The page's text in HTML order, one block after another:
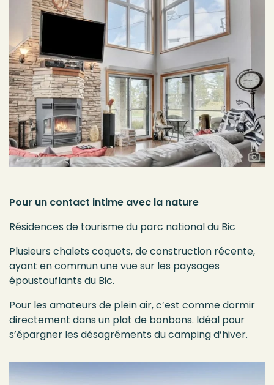
Pour un contact intime avec la nature
Résidences de tourisme du parc national du Bic
Plusieurs chalets coquets, de construction récente,
ayant en commun une vue sur les paysages
époustouflants du Bic.
Pour les amateurs de plein air, c’est comme dormir
directement dans un plat de bonbons. Idéal pour
s’épargner les désagréments du camping d’hiver.